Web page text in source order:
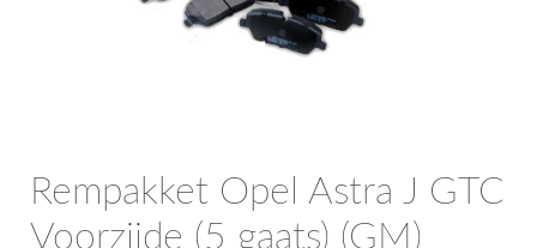
Rempakket Opel Astra J GTC
Voorzijde (5 gaats) (GM)